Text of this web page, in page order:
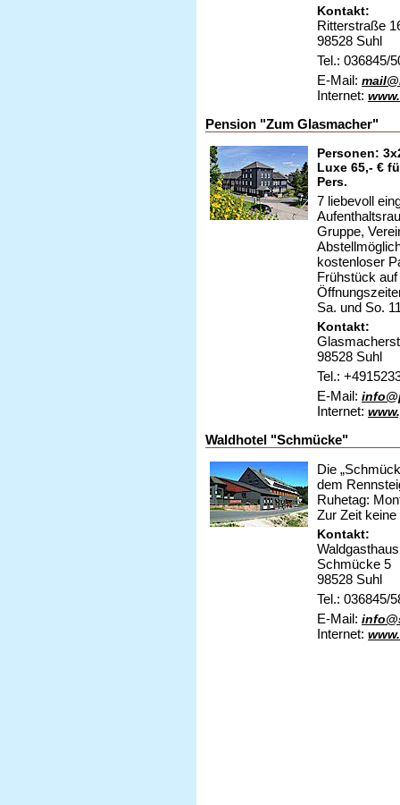
Kontakt:
Ritterstraße
98528 Suhl
Tel.: 036845/
E-Mail:
Internet:
Pension "Zum Glasmacher"
Personen:
Luxe 65,- €
Pers.
7 liebevoll
Gruppe,
kostenloser
Frühstück
Sa. und So.
Kontakt:
98528 Suhl
Tel.:
E-Mail:
Internet:
Waldhotel "Schmücke"
Die
dem
Ruhetag:
Zur Zeit
Kontakt:
Schmücke 5
98528 Suhl
Tel.: 036845/
E-Mail:
Internet: